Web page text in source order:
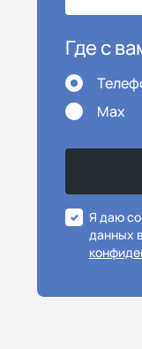
Где с
Max
Я даю
данных